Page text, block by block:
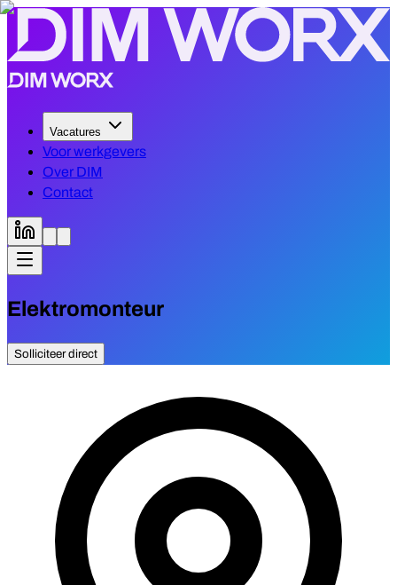
Vacatures
Voor werkgevers
Over DIM
Contact
Elektromonteur
Solliciteer direct